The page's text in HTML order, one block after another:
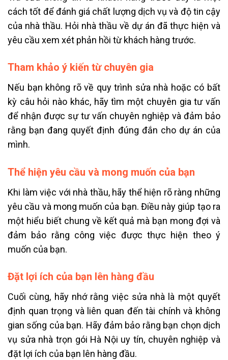
cách tốt để đánh giá chất lượng dịch vụ và độ tin cậy
của nhà thầu. Hỏi nhà thầu về dự án đã thực hiện và
yêu cầu xem xét phản hồi từ khách hàng trước.
Tham khảo ý kiến từ chuyên gia
Nếu bạn không rõ về quy trình sửa nhà hoặc có bất
kỳ câu hỏi nào khác, hãy tìm một chuyên gia tư vấn
để nhận được sự tư vấn chuyên nghiệp và đảm bảo
rằng bạn đang quyết định đúng đắn cho dự án của
mình.
Thể hiện yêu cầu và mong muốn của bạn
Khi làm việc với nhà thầu, hãy thể hiện rõ ràng những
yêu cầu và mong muốn của bạn. Điều này giúp tạo ra
một hiểu biết chung về kết quả mà bạn mong đợi và
đảm bảo rằng công việc được thực hiện theo ý
muốn của bạn.
Đặt lợi ích của bạn lên hàng đầu
Cuối cùng, hãy nhớ rằng việc sửa nhà là một quyết
định quan trọng và liên quan đến tài chính và không
gian sống của bạn. Hãy đảm bảo rằng bạn chọn dịch
vụ sửa nhà trọn gói Hà Nội uy tín, chuyên nghiệp và
đặt lợi ích của bạn lên hàng đầu.